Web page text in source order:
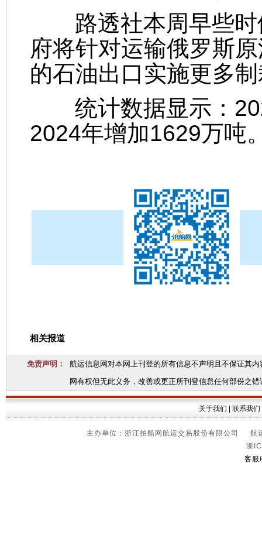
路透社本周早些时
府将针对运输俄罗斯
的石油出口实施更多
统计数据显示：
2024年增加1629万吨
相关报道
免责声明：
航运信息网对本网上刊登的所有信息不声明且不保证其
网有权但无此义务，改善或更正所刊登信息任何部份之错
关于我们 联系我们
主办单位：浙江拍船网航运交易股份有限公司
浙
客服